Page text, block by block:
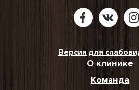
Версия для
О клинике
Команда